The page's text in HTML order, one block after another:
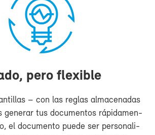
pe­ro fle­xi­ble
– con las re­glas al­ma­ce­na­das
ge­ne­rar tus do­cu­men­tos rá­pi­da­men­
el do­cu­men­to pue­de ser per­so­na­li­